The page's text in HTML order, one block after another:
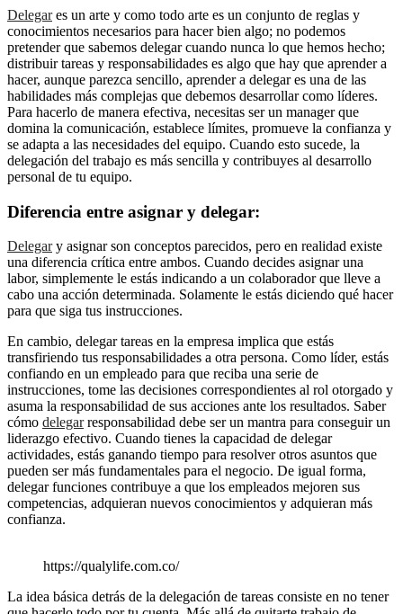
Delegares un arte y como todo arte es un conjunto de reglas y
conocimientos necesarios para hacer bien algo; no podemos
pretender que sabemos delegar cuando nunca lo que hemos hecho;
distribuir tareas y responsabilidades es algo que hay que aprender a
hacer, aunque parezca sencillo, aprender a delegar es una de las
habilidades más complejas que debemos desarrollar como líderes.
Para hacerlo de manera efectiva, necesitas ser un manager que
domina la comunicación, establece límites, promueve la confianza y
se adapta a las necesidades del equipo. Cuando esto sucede, la
delegación del trabajo es más sencilla y contribuyes al desarrollo
personal de tu equipo.
Diferencia entre asignar y delegar:
Delegary asignar son conceptos parecidos, pero en realidad existe
una diferencia crítica entre ambos. Cuando decides asignar una
labor, simplemente le estás indicando a un colaborador que lleve a
cabo una acción determinada. Solamente le estás diciendo qué hacer
para que siga tus instrucciones.
En cambio, delegar tareas en la empresa implica que estás
transfiriendo tus responsabilidades a otra persona. Como líder, estás
confiando en un empleado para que reciba una serie de
instrucciones, tome las decisiones correspondientes al rol otorgado y
asuma la responsabilidad de sus acciones ante los resultados. Saber
cómo delegarresponsabilidad debe ser un mantra para conseguir un
liderazgo efectivo. Cuando tienes la capacidad de delegar
actividades, estás ganando tiempo para resolver otros asuntos que
pueden ser más fundamentales para el negocio. De igual forma,
delegar funciones contribuye a que los empleados mejoren sus
competencias, adquieran nuevos conocimientos y adquieran más
confianza.
https://qualylife.com.co/
La idea básica detrás de la delegación de tareas consiste en no tener